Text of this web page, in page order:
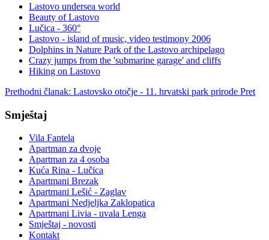
Lastovo undersea world
Beauty of Lastovo
Lučica - 360°
Lastovo - island of music, video testimony 2006
Dolphins in Nature Park of the Lastovo archipelago
Crazy jumps from the 'submarine garage' and cliffs
Hiking on Lastovo
Prethodni članak: Lastovsko otočje - 11. hrvatski park prirode Pret
Smještaj
Vila Fantela
Apartman za dvoje
Apartman za 4 osoba
Kuća Rina - Lučica
Apartmani Brezak
Apartmani Lešić - Zaglav
Apartmani Nedjeljka Zaklopatica
Apartmani Livia - uvala Lenga
Smještaj - novosti
Kontakt